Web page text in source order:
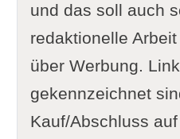
und das soll auch
redaktionelle
über Werbung.
gekennzeichnet
Kauf/Abschluss